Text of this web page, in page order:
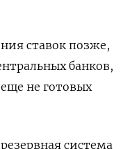
ставок позже,
банков,
не готовых
система